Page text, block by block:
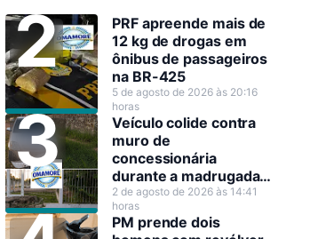
PRF apreende mais de
12 kg de drogas em
ônibus de passageiros
na BR-425
5 de agosto de 2026 às 20:16
horas
Veículo colide contra
muro de
concessionária
durante a madrugada
em Guajará-Mirim
2 de agosto de 2026 às 14:41
horas
PM prende dois